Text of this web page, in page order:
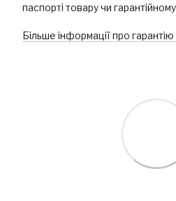
паспорті товару чи
Більше інформації про гарантію